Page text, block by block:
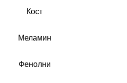
Кост
Меламин
Фенолни